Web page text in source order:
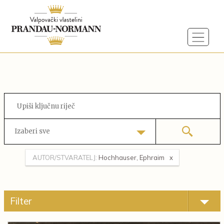
Izaberi sve
AUTOR/STVARATELJ: Hochhauser, Ephraim
Filter